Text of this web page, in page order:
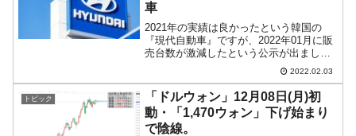
車
2021年の実績は良かったという韓国の
『現代自動車』ですが、2022年01月に販
売台数が激減したという公示が出まし
た。以下をご覧ください。2022年02月03
日に同社が公示した2022年01月の販売台
数です。↑Google Chromeの自...
2022.02.03
トピック
「ドルウォン」12月08日(月)初
動・「1,470ウォン」下げ始まり
で陰線。